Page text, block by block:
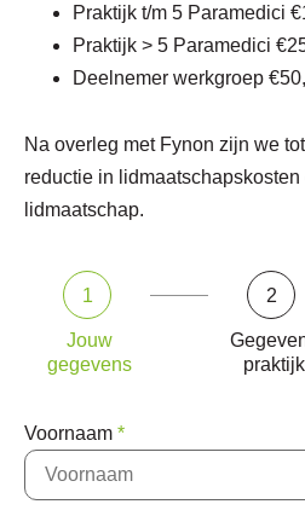
Praktijk t/m 5 Paramedici
Praktijk > 5 Paramedici
Deelnemer werkgroep
Na overleg met Fynon zijn we
reductie in
lidmaatschap.
1
Jouw
gegevens
2
praktijk
Voornaam *